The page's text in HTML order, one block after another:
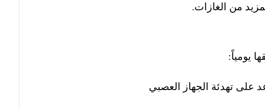
من الغازات.
يومياً:
على تهدئة الجهاز العصبي